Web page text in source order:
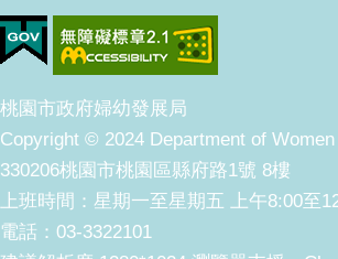
桃園市政府婦幼發展局
Copyright © 2024 Department of
330206桃園市桃園區縣府路1號 8樓
上班時間：星期一至星期五 上午8:00至
電話：03-3322101